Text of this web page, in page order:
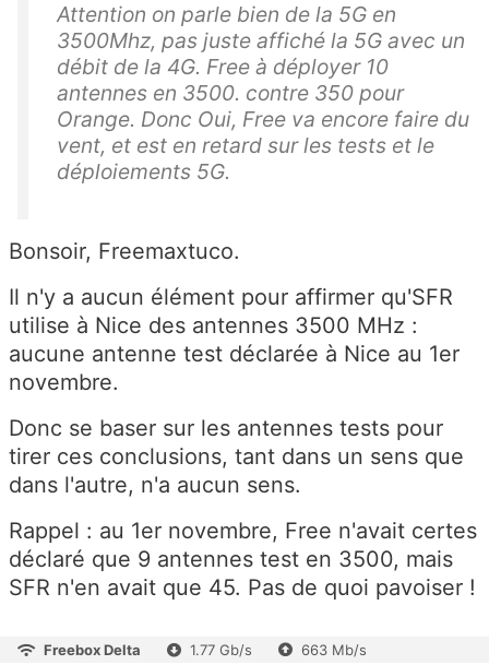
Attention on parle bien de la 5G en
3500Mhz, pas juste affiché la 5G avec un
débit de la 4G. Free à déployer 10
antennes en 3500. contre 350 pour
Orange. Donc Oui, Free va encore faire du
vent, et est en retard sur les tests et le
déploiements 5G.
Bonsoir, Freemaxtuco.
Il n'y a aucun élément pour affirmer qu'SFR
utilise à Nice des antennes 3500 MHz :
aucune antenne test déclarée à Nice au 1er
novembre.
Donc se baser sur les antennes tests pour
tirer ces conclusions, tant dans un sens que
dans l'autre, n'a aucun sens.
Rappel : au 1er novembre, Free n'avait certes
déclaré que 9 antennes test en 3500, mais
SFR n'en avait que 45. Pas de quoi pavoiser !
Freebox Delta 1.77 Gb/s 663 Mb/s